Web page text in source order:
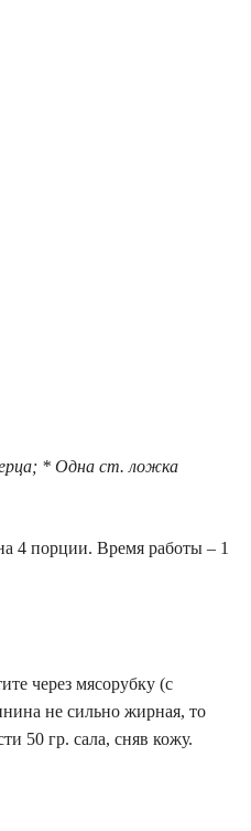
* Одна ст. ложка
4 порции. Время работы – 1
через мясорубку (с
не сильно жирная, то
50 гр. сала, сняв кожу.